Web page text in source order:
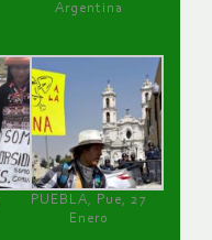
Argentina
PUEBLA, Pue, 27
Enero